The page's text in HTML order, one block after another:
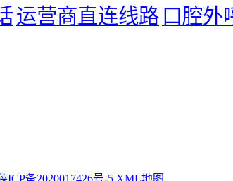
运营商直连线路 口腔外
ICP备2020017426号-5 XML地图